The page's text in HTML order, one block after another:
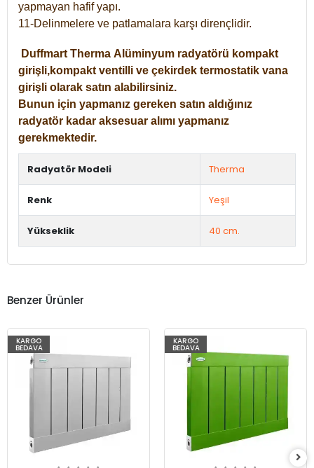
yapmayan hafif yapı.
11-Delinmelere ve patlamalara karşı dirençlidir.
Duffmart Therma Alüminyum radyatörü kompakt
girişli,kompakt ventilli ve çekirdek termostatik vana
girişli olarak satın alabilirsiniz.
Bunun için yapmanız gereken satın aldığınız
radyatör kadar aksesuar alımı yapmanız
gerekmektedir.
Radyatör Modeli Therma
Renk Yeşil
Yükseklik 40 cm.
Benzer Ürünler
KARGO
BEDAVA
KARGO
BEDAVA